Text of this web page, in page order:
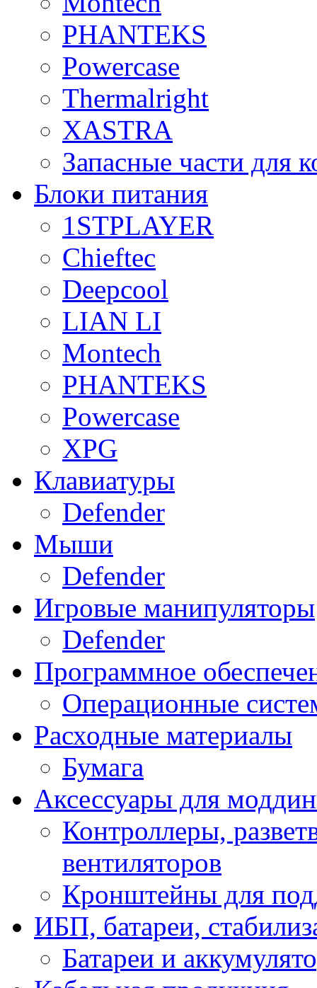
PHANTEKS
Powercase
Thermalright
XASTRA
Запасные части для
Блоки питания
1STPLAYER
Chieftec
Deepcool
LIAN LI
Montech
PHANTEKS
Powercase
XPG
Клавиатуры
Defender
Мыши
Defender
Игровые манипуляторы
Defender
Программное
Операционные
Расходные материалы
Бумага
Аксессуары для
Контроллеры,
вентиляторов
Кронштейны для
ИБП, батареи,
Батареи и